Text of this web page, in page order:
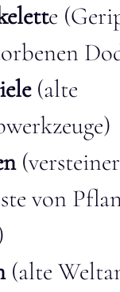
e
(alte
von
(alte